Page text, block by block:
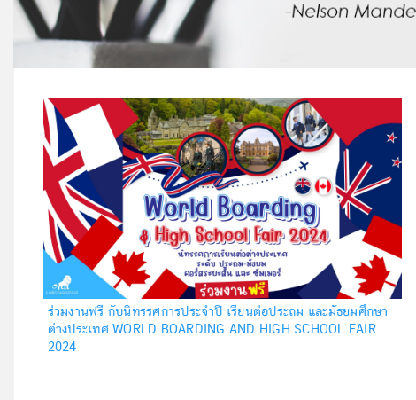
ร่วมงานฟรี กับนิทรรศการประจำปี เรียนต่อประถม และมัธยมศึกษา
ต่างประเทศ WORLD BOARDING AND HIGH SCHOOL FAIR
2024